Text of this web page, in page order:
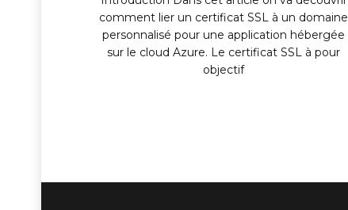
comment lier un certificat SSL à un domaine
personnalisé pour une application hébergée
sur le cloud Azure. Le certificat SSL à pour
objectif